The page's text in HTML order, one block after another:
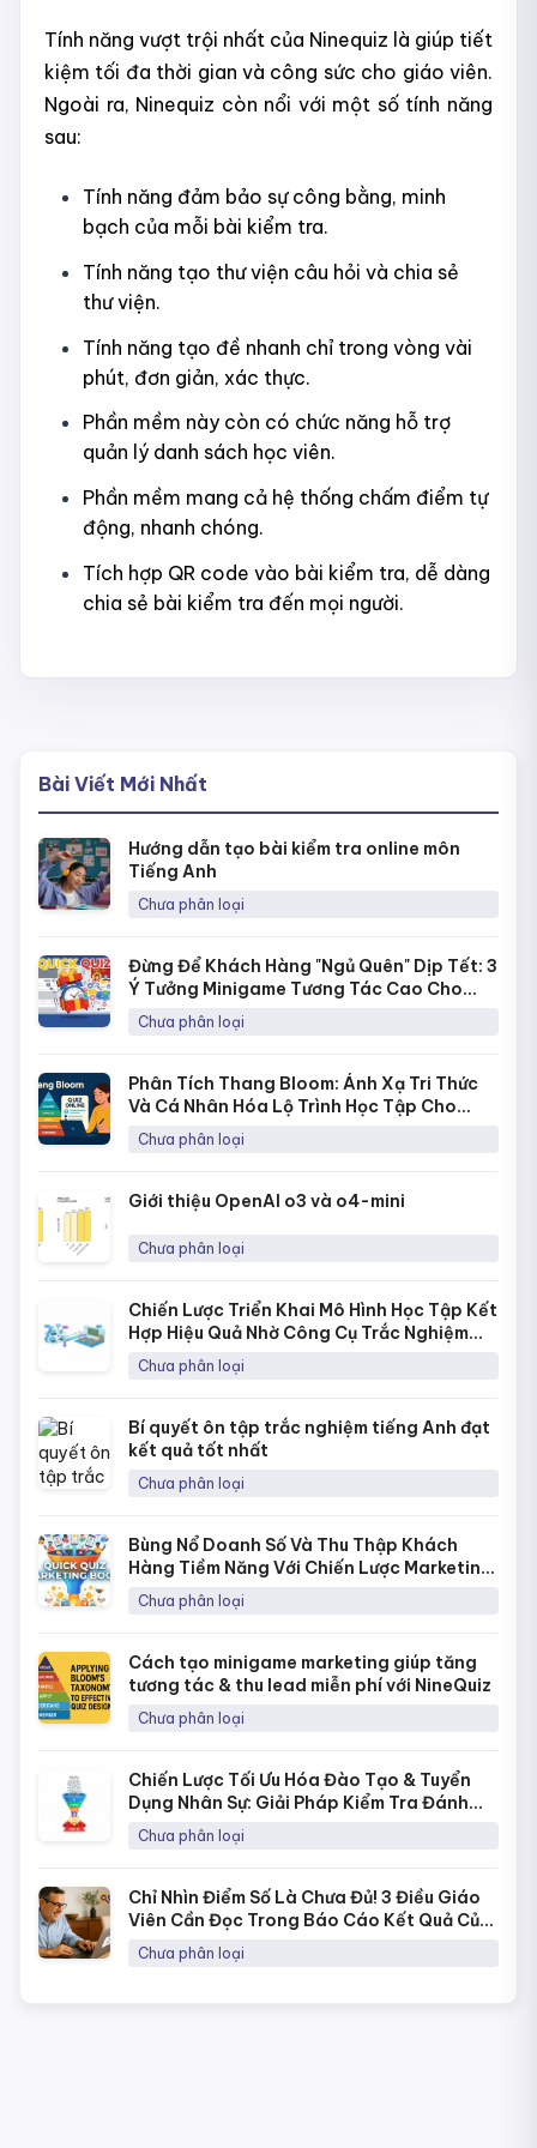
Tính năng vượt trội nhất của Ninequiz là giúp tiết
kiệm tối đa thời gian và công sức cho giáo viên.
Ngoài ra, Ninequiz còn nổi với một số tính năng
sau:
Tính năng đảm bảo sự công bằng, minh
bạch của mỗi bài kiểm tra.
Tính năng tạo thư viện câu hỏi và chia sẻ
thư viện.
Tính năng tạo đề nhanh chỉ trong vòng vài
phút, đơn giản, xác thực.
Phần mềm này còn có chức năng hỗ trợ
quản lý danh sách học viên.
Phần mềm mang cả hệ thống chấm điểm tự
động, nhanh chóng.
Tích hợp QR code vào bài kiểm tra, dễ dàng
chia sẻ bài kiểm tra đến mọi người.
Bài Viết Mới Nhất
Hướng dẫn tạo bài kiểm tra online môn
Tiếng Anh
Chưa phân loại
Đừng Để Khách Hàng "Ngủ Quên" Dịp Tết: 3
Ý Tưởng Minigame Tương Tác Cao Cho
Fanpage Với Quick Quiz
Chưa phân loại
Phân Tích Thang Bloom: Ánh Xạ Tri Thức
Và Cá Nhân Hóa Lộ Trình Học Tập Cho
Từng Học Sinh
Chưa phân loại
Giới thiệu OpenAI o3 và o4-mini
Chưa phân loại
Chiến Lược Triển Khai Mô Hình Học Tập Kết
Hợp Hiệu Quả Nhờ Công Cụ Trắc Nghiệm
Online
Chưa phân loại
Bí quyết ôn tập trắc nghiệm tiếng Anh đạt
kết quả tốt nhất
Chưa phân loại
Bùng Nổ Doanh Số Và Thu Thập Khách
Hàng Tiềm Năng Với Chiến Lược Marketing
Bằng Quick Quiz
Chưa phân loại
Cách tạo minigame marketing giúp tăng
tương tác & thu lead miễn phí với NineQuiz
Chưa phân loại
Chiến Lược Tối Ưu Hóa Đào Tạo & Tuyển
Dụng Nhân Sự: Giải Pháp Kiểm Tra Đánh
Giá Năng Lực Thời 4.0
Chưa phân loại
Chỉ Nhìn Điểm Số Là Chưa Đủ! 3 Điều Giáo
Viên Cần Đọc Trong Báo Cáo Kết Quả Của
NineQuiz Để Hiểu Học Sinh Hơn
Chưa phân loại